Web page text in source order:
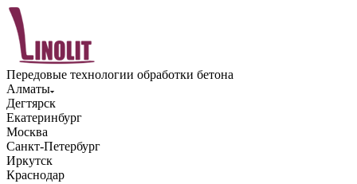
Передовые технологии обработки бетона
Алматы
Дегтярск
Екатеринбург
Москва
Санкт-Петербург
Иркутск
Краснодар